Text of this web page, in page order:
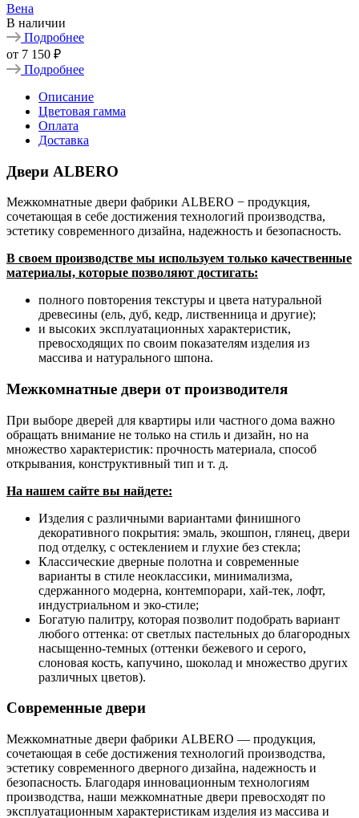
Вена
В наличии
Подробнее
от 7 150 ₽
Подробнее
Описание
Цветовая гамма
Оплата
Доставка
Двери ALBERO
Межкомнатные двери фабрики ALBERO − продукция,
сочетающая в себе достижения технологий производства,
эстетику современного дизайна, надежность и безопасность.
В своем производстве мы используем только качественные
материалы, которые позволяют достигать:
полного повторения текстуры и цвета натуральной
древесины (ель, дуб, кедр, лиственница и другие);
и высоких эксплуатационных характеристик,
превосходящих по своим показателям изделия из
массива и натурального шпона.
Межкомнатные двери от производителя
При выборе дверей для квартиры или частного дома важно
обращать внимание не только на стиль и дизайн, но на
множество характеристик: прочность материала, способ
открывания, конструктивный тип и т. д.
На нашем сайте вы найдете:
Изделия с различными вариантами финишного
декоративного покрытия: эмаль, экошпон, глянец, двери
под отделку, с остеклением и глухие без стекла;
Классические дверные полотна и современные
варианты в стиле неоклассики, минимализма,
сдержанного модерна, контемпорари, хай-тек, лофт,
индустриальном и эко-стиле;
Богатую палитру, которая позволит подобрать вариант
любого оттенка: от светлых пастельных до благородных
насыщенно-темных (оттенки бежевого и серого,
слоновая кость, капучино, шоколад и множество других
различных цветов).
Современные двери
Межкомнатные двери фабрики ALBERO — продукция,
сочетающая в себе достижения технологий производства,
эстетику современного дверного дизайна, надежность и
безопасность. Благодаря инновационным технологиям
производства, наши межкомнатные двери превосходят по
эксплуатационным характеристикам изделия из массива и